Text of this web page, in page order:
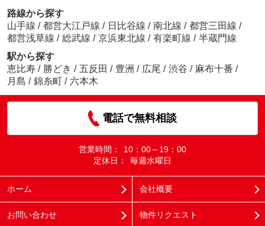
路線から探す
山手線 / 都営大江戸線 / 日比谷線 / 南北線 / 都営三田線 /
都営浅草線 / 総武線 / 京浜東北線 / 有楽町線 / 半蔵門線
駅から探す
恵比寿 / 勝どき / 五反田 / 豊洲 / 広尾 / 渋谷 / 麻布十番 /
月島 / 錦糸町 / 六本木
電話で無料相談
営業時間：
10：00～19：00
定休日：
毎週水曜日
ホーム 会社概要
お問い合わせ 物件リクエスト